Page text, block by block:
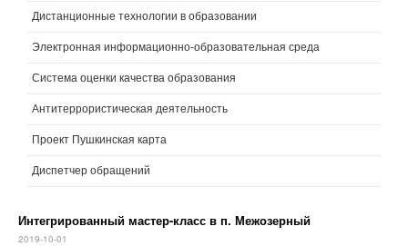
Дистанционные технологии в образовании
Электронная информационно-образовательная среда
Система оценки качества образования
Антитеррористическая деятельность
Проект Пушкинская карта
Диспетчер обращений
Интегрированный мастер-класс в п. Межозерный
2019-10-01